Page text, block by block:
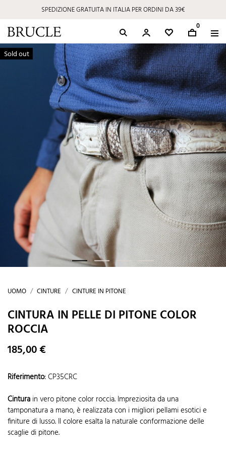
SPEDIZIONE GRATUITA IN ITALIA PER ORDINI DA 39€
0
Sold out
UOMO CINTURE CINTURE IN PITONE
CINTURA IN PELLE DI PITONE COLOR
ROCCIA
185,00 €
Riferimento:CP35CRC
Cintura in vero pitone color roccia. Impreziosita da una
tamponatura a mano, è realizzata con i migliori pellami esotici e
finiture di lusso. Il colore esalta la naturale conformazione delle
scaglie di pitone.